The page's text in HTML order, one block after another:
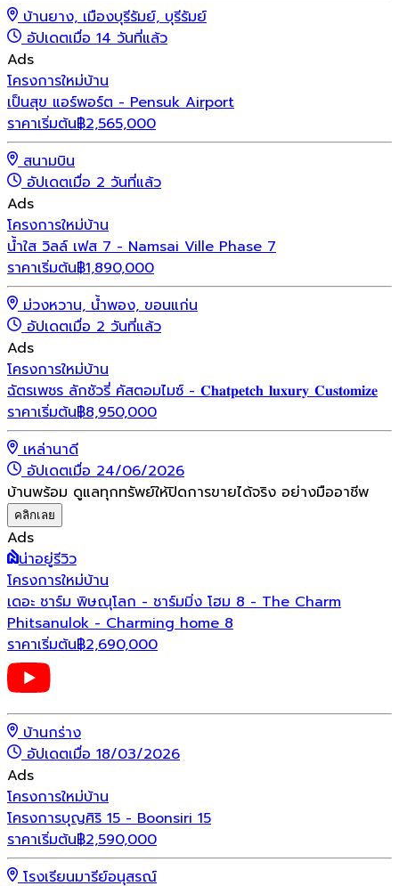
บ้านยาง, เมืองบุรีรัมย์, บุรีรัมย์
อัปเดตเมื่อ 14 วันที่แล้ว
Ads
โครงการใหม่บ้าน
เป็นสุข แอร์พอร์ต - Pensuk Airport
ราคาเริ่มต้น฿2,565,000
สนามบิน
อัปเดตเมื่อ 2 วันที่แล้ว
Ads
โครงการใหม่บ้าน
น้ำใส วิลล์ เฟส 7 - Namsai Ville Phase 7
ราคาเริ่มต้น฿1,890,000
ม่วงหวาน, น้ำพอง, ขอนแก่น
อัปเดตเมื่อ 2 วันที่แล้ว
Ads
โครงการใหม่บ้าน
ฉัตรเพชร ลักชัวรี่ คัสตอมไมซ์ - 𝐂𝐡𝐚𝐭𝐩𝐞𝐭𝐜𝐡 𝐥𝐮𝐱𝐮𝐫𝐲 𝐂𝐮𝐬𝐭𝐨𝐦𝐢𝐳𝐞
ราคาเริ่มต้น฿8,950,000
เหล่านาดี
อัปเดตเมื่อ 24/06/2026
บ้านพร้อม ดูแลทุกทรัพย์ให้ปิดการขายได้จริง อย่างมืออาชีพ
คลิกเลย
Ads
น่าอยู่รีวิว
โครงการใหม่บ้าน
เดอะ ชาร์ม พิษณุโลก - ชาร์มมิ่ง โฮม 8 - The Charm
Phitsanulok - Charming home 8
ราคาเริ่มต้น฿2,690,000
บ้านกร่าง
อัปเดตเมื่อ 18/03/2026
Ads
โครงการใหม่บ้าน
โครงการบุญศิริ 15 - Boonsiri 15
ราคาเริ่มต้น฿2,590,000
โรงเรียนมารีย์อนุสรณ์